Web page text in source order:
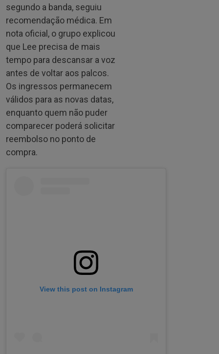
segundo a banda, seguiu
recomendação médica. Em
nota oficial, o grupo explicou
que Lee precisa de mais
tempo para descansar a voz
antes de voltar aos palcos.
Os ingressos permanecem
válidos para as novas datas,
enquanto quem não puder
comparecer poderá solicitar
reembolso no ponto de
compra.
View this post on Instagram